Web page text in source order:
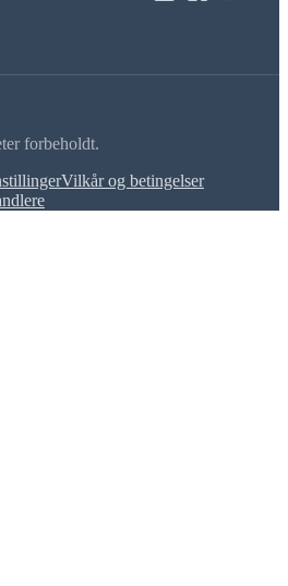
forbeholdt.
Vilkår og betingelser